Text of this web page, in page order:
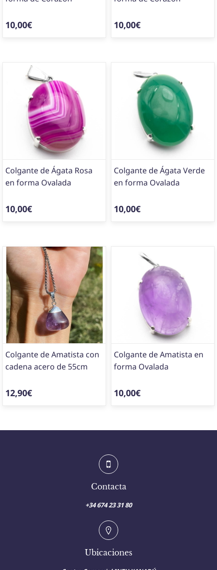
10,00€ 10,00€
Colgante de Ágata Rosa
en forma Ovalada
10,00€
Colgante de Ágata Verde
en forma Ovalada
10,00€
Colgante de Amatista con
cadena acero de 55cm
12,90€
Colgante de Amatista en
forma Ovalada
10,00€
Contacta
+34 674 23 31 80
Ubicaciones